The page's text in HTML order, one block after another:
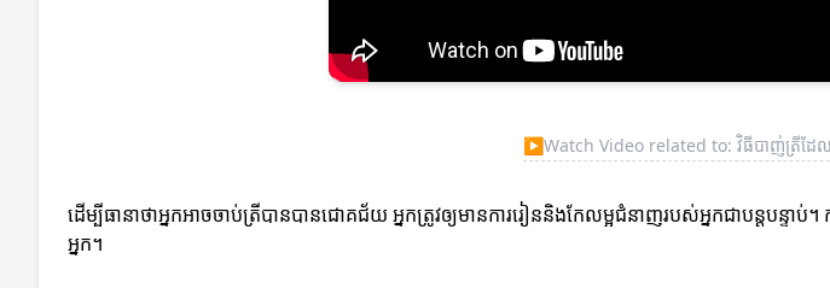
▶Watch Video related to: វិធីបាញ់ត្រីដែល
ដើម្បីធានាថាអ្នកអាចចាប់ត្រីបានបានជោគជ័យ អ្នកត្រូវឲ្យមានការរៀននិងកែលម្អជំនាញរបស់អ្នកជាបន្តបន្ទ
អ្នក។